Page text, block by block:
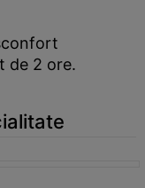
de 2 ore.